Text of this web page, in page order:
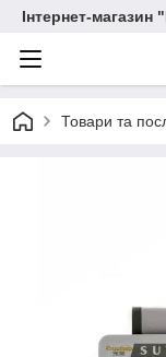
Інтернет-
Товари та